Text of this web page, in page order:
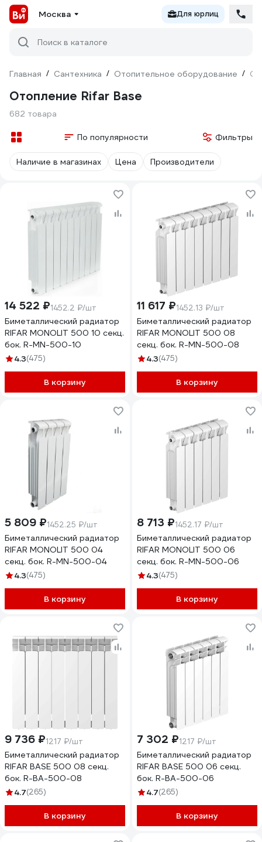
Москва Для юрлиц
Поиск в каталоге
Главная / Сантехника / Отопительное оборудование /
Отопление Rifar Base
682 товара
По популярности Фильтры
Наличие в магазинах Цена Производители
14 522 ₽1452.2 ₽/шт
Биметаллический радиатор
RIFAR MONOLIT 500 10 секц.
бок. R-MN-500-10
4.3(475)
В корзину
11 617 ₽1452.13 ₽/шт
Биметаллический радиатор
RIFAR MONOLIT 500 08
секц. бок. R-MN-500-08
4.3(475)
В корзину
5 809 ₽1452.25 ₽/шт
Биметаллический радиатор
RIFAR MONOLIT 500 04
секц. бок. R-MN-500-04
4.3(475)
В корзину
8 713 ₽1452.17 ₽/шт
Биметаллический радиатор
RIFAR MONOLIT 500 06
секц. бок. R-MN-500-06
4.3(475)
В корзину
9 736 ₽1217 ₽/шт
Биметаллический радиатор
RIFAR BASE 500 08 секц.
бок. R-BA-500-08
4.7(265)
В корзину
7 302 ₽1217 ₽/шт
Биметаллический радиатор
RIFAR BASE 500 06 секц.
бок. R-BA-500-06
4.7(265)
В корзину